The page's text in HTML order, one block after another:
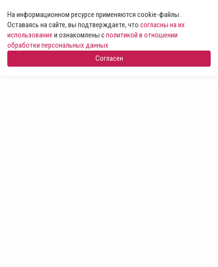
На информационном ресурсе применяются cookie-файлы .
Оставаясь на сайте, вы подтверждаете, что согласны на их
использование и ознакомлены сполитикой в отношении
обработки персональных данных
Согласен